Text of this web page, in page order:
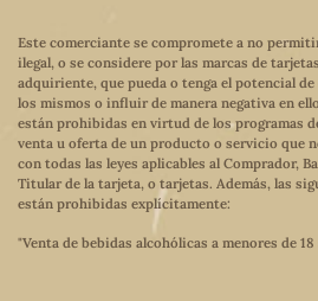
Este comerciante se compromete a no
ilegal, o se considere por las marcas de
adquiriente, que pueda o tenga el potencial
los mismos o influir de manera negativa en
están prohibidas en virtud de los programas
venta u oferta de un producto o servicio que
con todas las leyes aplicables al Comprador,
Titular de la tarjeta, o tarjetas. Además, las
están prohibidas explícitamente:
"Venta de bebidas alcohólicas a menores de 18